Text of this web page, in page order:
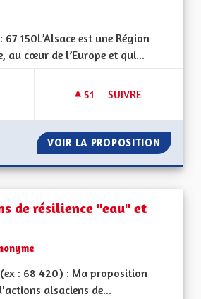
150L’Alsace est une Région
au cœur de l’Europe et qui...
51 51 ABONNÉS
SUIVRE
VOIR LA PROPOSITION
de résilience "eau" et
: 68 420) : Ma proposition
alsaciens de...